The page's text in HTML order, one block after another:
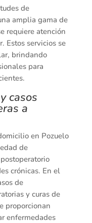
de
amplia gama de
requiere atención
Estos servicios se
brindando
para
casos
a
en Pozuelo
de
crónicas. En el
de
y curas de
proporcionan
enfermedades